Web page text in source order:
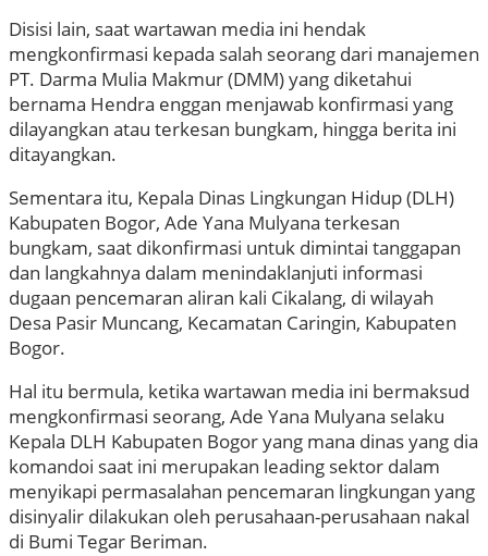
Disisi lain, saat wartawan media ini hendak
mengkonfirmasi kepada salah seorang dari manajemen
PT. Darma Mulia Makmur (DMM) yang diketahui
bernama Hendra enggan menjawab konfirmasi yang
dilayangkan atau terkesan bungkam, hingga berita ini
ditayangkan.
Sementara itu, Kepala Dinas Lingkungan Hidup (DLH)
Kabupaten Bogor, Ade Yana Mulyana terkesan
bungkam, saat dikonfirmasi untuk dimintai tanggapan
dan langkahnya dalam menindaklanjuti informasi
dugaan pencemaran aliran kali Cikalang, di wilayah
Desa Pasir Muncang, Kecamatan Caringin, Kabupaten
Bogor.
Hal itu bermula, ketika wartawan media ini bermaksud
mengkonfirmasi seorang, Ade Yana Mulyana selaku
Kepala DLH Kabupaten Bogor yang mana dinas yang dia
komandoi saat ini merupakan leading sektor dalam
menyikapi permasalahan pencemaran lingkungan yang
disinyalir dilakukan oleh perusahaan-perusahaan nakal
di Bumi Tegar Beriman.